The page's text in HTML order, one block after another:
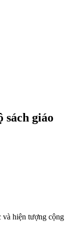
sách giáo
và hiện tượng cộng